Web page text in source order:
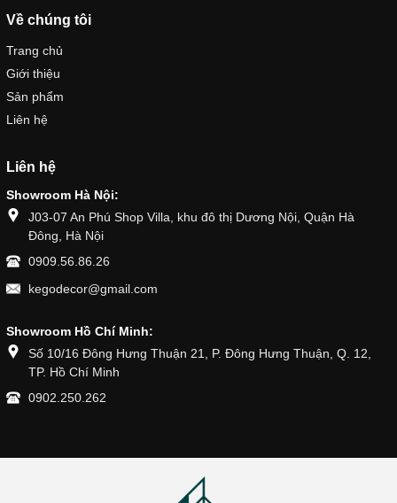
Về chúng tôi
Trang chủ
Giới thiệu
Sản phẩm
Liên hệ
Liên hệ
Showroom Hà Nội:
J03-07 An Phú Shop Villa, khu đô thị Dương Nội, Quận Hà
Đông, Hà Nội
0909.56.86.26
kegodecor@gmail.com
Showroom Hồ Chí Minh:
Số 10/16 Đông Hưng Thuận 21, P. Đông Hưng Thuận, Q. 12,
TP. Hồ Chí Minh
0902.250.262